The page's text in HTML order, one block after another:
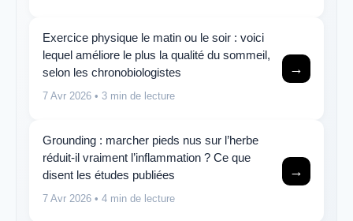
Exercice physique le matin ou le soir : voici
lequel améliore le plus la qualité du sommeil,
selon les chronobiologistes
7 Avr 2026 • 3 min de lecture
→
Grounding : marcher pieds nus sur l’herbe
réduit-il vraiment l’inflammation ? Ce que
disent les études publiées
7 Avr 2026 • 4 min de lecture
→